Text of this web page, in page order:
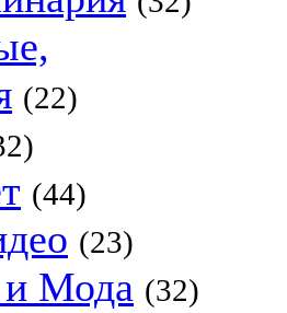
(22)
(44)
(23)
и Мода (32)